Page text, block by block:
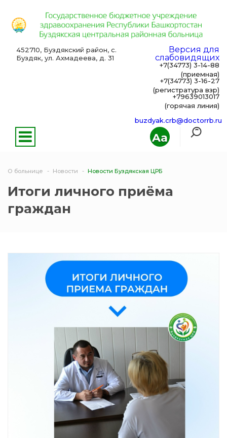
Aa
452710, Буздякский район, с.
Буздяк, ул. Ахмадеева, д. 31
Версия для
слабовидящих
+7(34773) 3-14-88
(приемная)
+7(34773) 3-16-27
(регистратура взр)
+79639013017
(горячая линия)
buzdyak.crb@doctorrb.ru
О больнице Новости Новости Буздякская ЦРБ
Итоги личного приёма
граждан